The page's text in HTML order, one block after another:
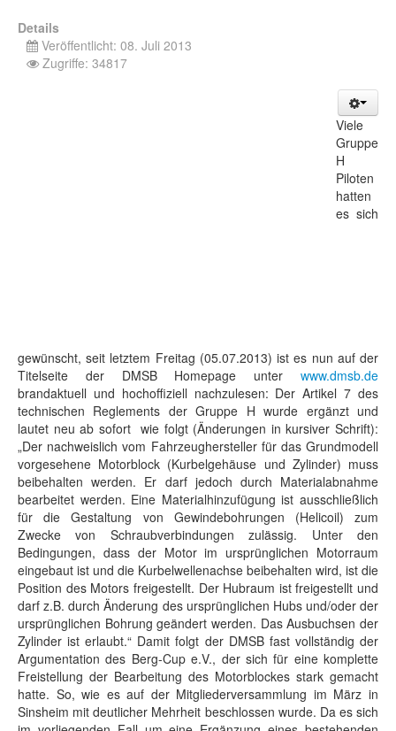
Details
Veröffentlicht: 08. Juli 2013
Zugriffe: 34817
Viele
Gruppe
H
Piloten
hatten
es sich
gewünscht, seit letztem Freitag (05.07.2013) ist es nun auf der
Titelseite der DMSB Homepage unter www.dmsb.de
brandaktuell und hochoffiziell nachzulesen: Der Artikel 7 des
technischen Reglements der Gruppe H wurde ergänzt und
lautet neu ab sofort wie folgt (Änderungen in kursiver Schrift):
„Der nachweislich vom Fahrzeughersteller für das Grundmodell
vorgesehene Motorblock (Kurbelgehäuse und Zylinder) muss
beibehalten werden. Er darf jedoch durch Materialabnahme
bearbeitet werden. Eine Materialhinzufügung ist ausschließlich
für die Gestaltung von Gewindebohrungen (Helicoil) zum
Zwecke von Schraubverbindungen zulässig. Unter den
Bedingungen, dass der Motor im ursprünglichen Motorraum
eingebaut ist und die Kurbelwellenachse beibehalten wird, ist die
Position des Motors freigestellt. Der Hubraum ist freigestellt und
darf z.B. durch Änderung des ursprünglichen Hubs und/oder der
ursprünglichen Bohrung geändert werden. Das Ausbuchsen der
Zylinder ist erlaubt.“ Damit folgt der DMSB fast vollständig der
Argumentation des Berg-Cup e.V., der sich für eine komplette
Freistellung der Bearbeitung des Motorblockes stark gemacht
hatte. So, wie es auf der Mitgliederversammlung im März in
Sinsheim mit deutlicher Mehrheit beschlossen wurde. Da es sich